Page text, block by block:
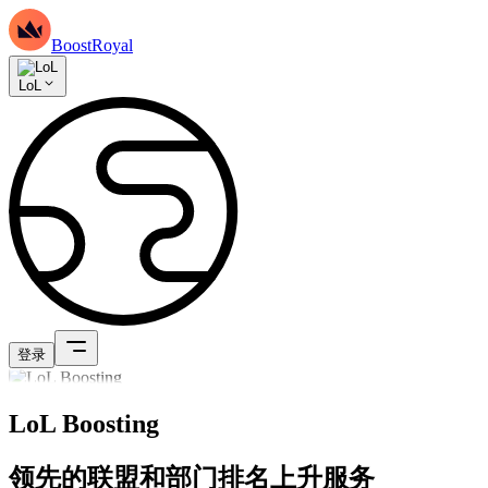
BoostRoyal
LoL
登录
LoL Boosting
领先的联盟和部门排名上升服务